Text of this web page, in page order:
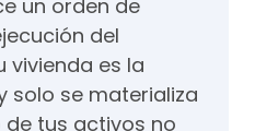
un orden de
del
vivienda es la
solo se materializa
de tus activos no